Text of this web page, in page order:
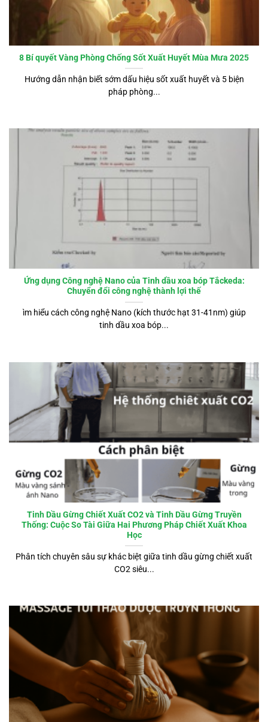
8 Bí quyết Vàng Phòng Chống Sốt Xuất Huyết Mùa Mưa 2025
Hướng dẫn nhận biết sớm dấu hiệu sốt xuất huyết và 5 biện
pháp phòng...
Ứng dụng Công nghệ Nano của Tinh dầu xoa bóp Tắckeda:
Chuyển đổi công nghệ thành lợi thế
ìm hiểu cách công nghệ Nano (kích thước hạt 31-41nm) giúp
tinh dầu xoa bóp...
Tinh Dầu Gừng Chiết Xuất CO2 và Tinh Dầu Gừng Truyền
Thống: Cuộc So Tài Giữa Hai Phương Pháp Chiết Xuất Khoa
Học
Phân tích chuyên sâu sự khác biệt giữa tinh dầu gừng chiết xuất
CO2 siêu...